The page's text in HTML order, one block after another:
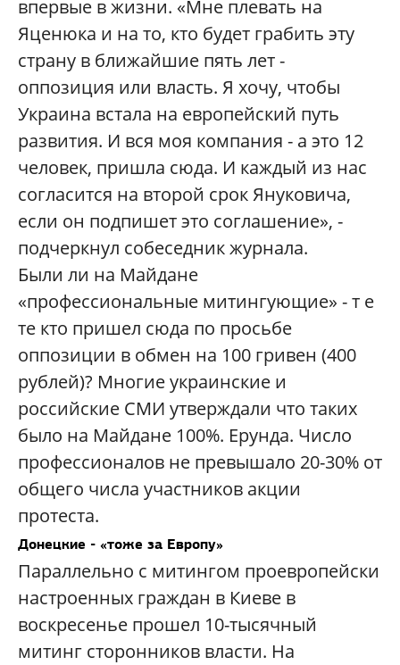
впервые в жизни. «Мне плевать на
Яценюка и на то, кто будет грабить эту
страну в ближайшие пять лет -
оппозиция или власть. Я хочу, чтобы
Украина встала на европейский путь
развития. И вся моя компания - а это 12
человек, пришла сюда. И каждый из нас
согласится на второй срок Януковича,
если он подпишет это соглашение», -
подчеркнул собеседник журнала.
Были ли на Майдане
«профессиональные митингующие» - т е
те кто пришел сюда по просьбе
оппозиции в обмен на 100 гривен (400
рублей)? Многие украинские и
российские СМИ утверждали что таких
было на Майдане 100%. Ерунда. Число
профессионалов не превышало 20-30% от
общего числа участников акции
протеста.
Донецкие - «тоже за Европу»
Параллельно с митингом проевропейски
настроенных граждан в Киеве в
воскресенье прошел 10-тысячный
митинг сторонников власти. На